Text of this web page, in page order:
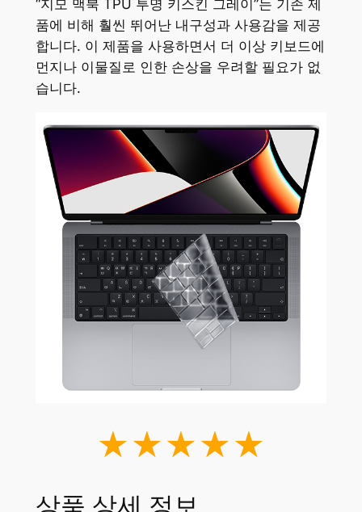
“지모 맥북 TPU 투명 키스킨 그레이”는 기존 제
품에 비해 훨씬 뛰어난 내구성과 사용감을 제공
합니다. 이 제품을 사용하면서 더 이상 키보드에
먼지나 이물질로 인한 손상을 우려할 필요가 없
습니다.
★★★★★